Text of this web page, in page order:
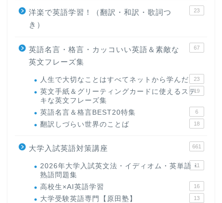
洋楽で英語学習！（翻訳・和訳・歌詞つ
き）
23
英語名言・格言・カッコいい英語＆素敵な
英文フレーズ集
67
人生で大切なことはすべてネットから学んだ 23
英文手紙＆グリーティングカードに使えるステ
キな英文フレーズ集
19
英語名言＆格言BEST20特集 6
翻訳しづらい世界のことば 18
大学入試英語対策講座 661
2026年大学入試英文法・イディオム・英単語・
熟語問題集
11
高校生×AI英語学習 16
大学受験英語専門【原田塾】 13